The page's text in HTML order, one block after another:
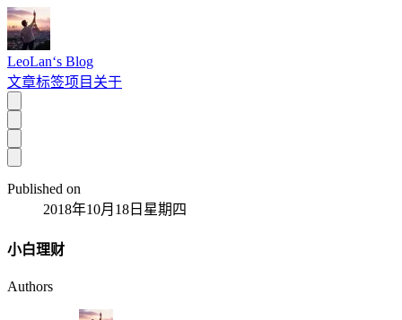
LeoLan‘s Blog
文章标签项目 关于
Published on
2018年10月18日星期四
小白理财
Authors